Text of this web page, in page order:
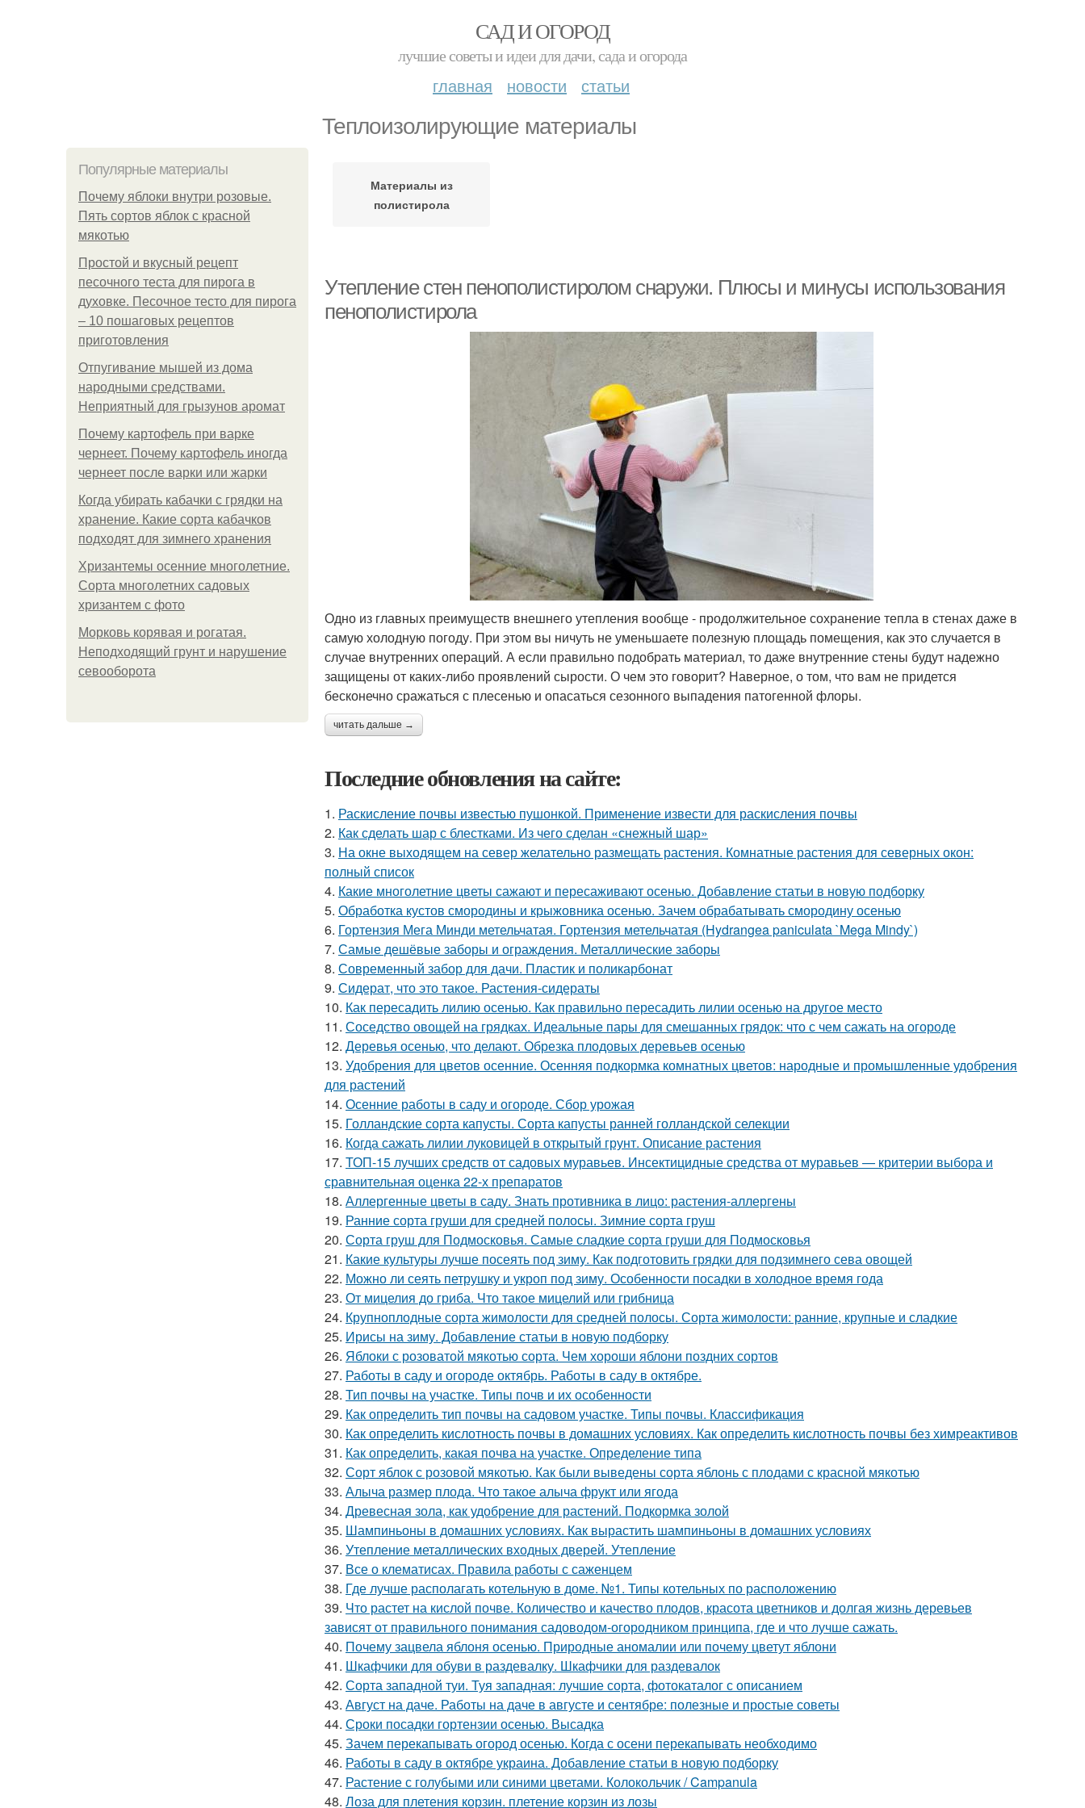
САД И ОГОРОД
лучшие советы и идеи для дачи, сада и огорода
главная новости статьи
Теплоизолирующие материалы
Популярные материалы
Почему яблоки внутри розовые.
Пять сортов яблок с красной
мякотью
Простой и вкусный рецепт
песочного теста для пирога в
духовке. Песочное тесто для пирога
– 10 пошаговых рецептов
приготовления
Отпугивание мышей из дома
народными средствами.
Неприятный для грызунов аромат
Почему картофель при варке
чернеет. Почему картофель иногда
чернеет после варки или жарки
Когда убирать кабачки с грядки на
хранение. Какие сорта кабачков
подходят для зимнего хранения
Хризантемы осенние многолетние.
Сорта многолетних садовых
хризантем с фото
Морковь корявая и рогатая.
Неподходящий грунт и нарушение
севооборота
Материалы из
полистирола
Утепление стен пенополистиролом снаружи. Плюсы и минусы использования
пенополистирола
Одно из главных преимуществ внешнего утепления вообще - продолжительное сохранение тепла в стенах даже в
самую холодную погоду. При этом вы ничуть не уменьшаете полезную площадь помещения, как это случается в
случае внутренних операций. А если правильно подобрать материал, то даже внутренние стены будут надежно
защищены от каких-либо проявлений сырости. О чем это говорит? Наверное, о том, что вам не придется
бесконечно сражаться с плесенью и опасаться сезонного выпадения патогенной флоры.
читать дальше →
Последние обновления на сайте:
1. Раскисление почвы известью пушонкой. Применение извести для раскисления почвы
2. Как сделать шар с блестками. Из чего сделан «снежный шар»
3. На окне выходящем на север желательно размещать растения. Комнатные растения для северных окон:
полный список
4. Какие многолетние цветы сажают и пересаживают осенью. Добавление статьи в новую подборку
5. Обработка кустов смородины и крыжовника осенью. Зачем обрабатывать смородину осенью
6. Гортензия Мега Минди метельчатая. Гортензия метельчатая (Hydrangea paniculata `Mega Mindy`)
7. Самые дешёвые заборы и ограждения. Металлические заборы
8. Современный забор для дачи. Пластик и поликарбонат
9. Сидерат, что это такое. Растения-сидераты
10. Как пересадить лилию осенью. Как правильно пересадить лилии осенью на другое место
11. Соседство овощей на грядках. Идеальные пары для смешанных грядок: что с чем сажать на огороде
12. Деревья осенью, что делают. Обрезка плодовых деревьев осенью
13. Удобрения для цветов осенние. Осенняя подкормка комнатных цветов: народные и промышленные удобрения
для растений
14. Осенние работы в саду и огороде. Сбор урожая
15. Голландские сорта капусты. Сорта капусты ранней голландской селекции
16. Когда сажать лилии луковицей в открытый грунт. Описание растения
17. ТОП-15 лучших средств от садовых муравьев. Инсектицидные средства от муравьев — критерии выбора и
сравнительная оценка 22-х препаратов
18. Аллергенные цветы в саду. Знать противника в лицо: растения-аллергены
19. Ранние сорта груши для средней полосы. Зимние сорта груш
20. Сорта груш для Подмосковья. Самые сладкие сорта груши для Подмосковья
21. Какие культуры лучше посеять под зиму. Как подготовить грядки для подзимнего сева овощей
22. Можно ли сеять петрушку и укроп под зиму. Особенности посадки в холодное время года
23. От мицелия до гриба. Что такое мицелий или грибница
24. Крупноплодные сорта жимолости для средней полосы. Сорта жимолости: ранние, крупные и сладкие
25. Ирисы на зиму. Добавление статьи в новую подборку
26. Яблоки с розоватой мякотью сорта. Чем хороши яблони поздних сортов
27. Работы в саду и огороде октябрь. Работы в саду в октябре.
28. Тип почвы на участке. Типы почв и их особенности
29. Как определить тип почвы на садовом участке. Типы почвы. Классификация
30. Как определить кислотность почвы в домашних условиях. Как определить кислотность почвы без химреактивов
31. Как определить, какая почва на участке. Определение типа
32. Сорт яблок с розовой мякотью. Как были выведены сорта яблонь с плодами с красной мякотью
33. Алыча размер плода. Что такое алыча фрукт или ягода
34. Древесная зола, как удобрение для растений. Подкормка золой
35. Шампиньоны в домашних условиях. Как вырастить шампиньоны в домашних условиях
36. Утепление металлических входных дверей. Утепление
37. Все о клематисах. Правила работы с саженцем
38. Где лучше располагать котельную в доме. №1. Типы котельных по расположению
39. Что растет на кислой почве. Количество и качество плодов, красота цветников и долгая жизнь деревьев
зависят от правильного понимания садоводом-огородником принципа, где и что лучше сажать.
40. Почему зацвела яблоня осенью. Природные аномалии или почему цветут яблони
41. Шкафчики для обуви в раздевалку. Шкафчики для раздевалок
42. Сорта западной туи. Туя западная: лучшие сорта, фотокаталог с описанием
43. Август на даче. Работы на даче в августе и сентябре: полезные и простые советы
44. Сроки посадки гортензии осенью. Высадка
45. Зачем перекапывать огород осенью. Когда с осени перекапывать необходимо
46. Работы в саду в октябре украина. Добавление статьи в новую подборку
47. Растение с голубыми или синими цветами. Колокольчик / Campanula
48. Лоза для плетения корзин. плетение корзин из лозы